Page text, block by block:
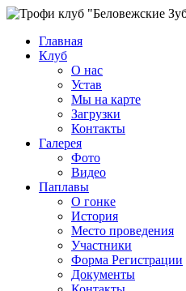
Главная
Клуб
О нас
Устав
Мы на карте
Загрузки
Контакты
Галерея
Фото
Видео
Паплавы
О гонке
История
Место проведения
Участники
Форма Регистрации
Документы